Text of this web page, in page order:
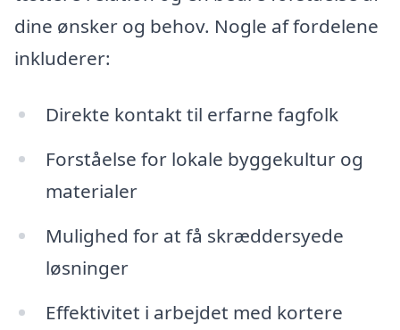
dine ønsker og behov. Nogle af fordelene
inkluderer:
Direkte kontakt til erfarne fagfolk
Forståelse for lokale byggekultur og
materialer
Mulighed for at få skræddersyede
løsninger
Effektivitet i arbejdet med kortere